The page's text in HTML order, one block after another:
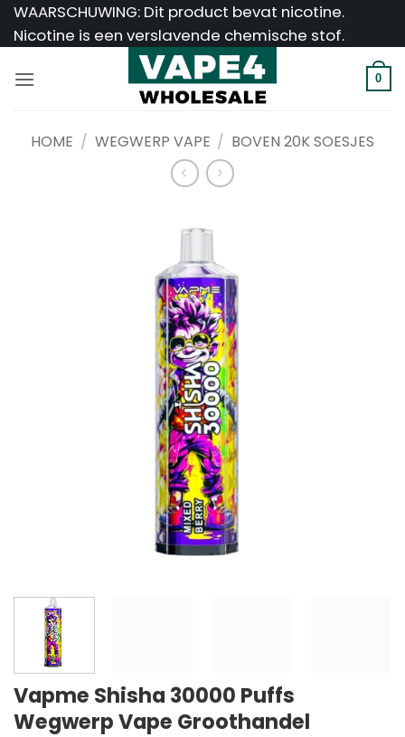
Ga
naar
WAARSCHUWING: Dit product bevat nicotine.
Nicotine is een verslavende chemische stof.
0
HOME / WEGWERP VAPE / BOVEN 20K SOESJES
Vapme Shisha 30000 Puffs
Wegwerp Vape Groothandel